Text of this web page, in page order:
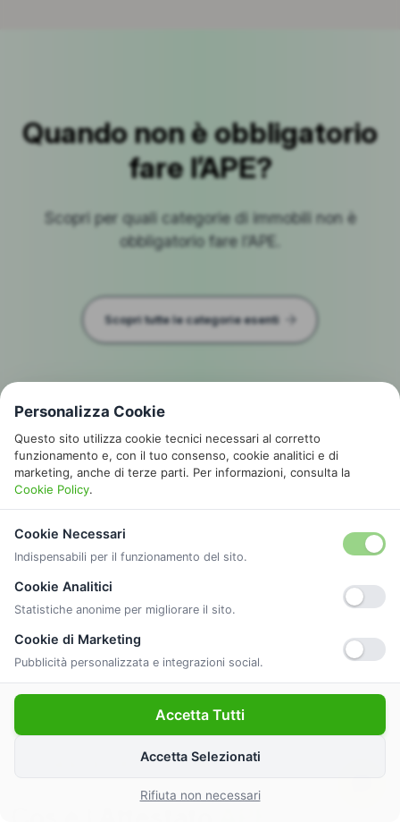
Quando non è obbligatorio
fare l’APE?
Scopri per quali categorie di immobili non è
obbligatorio fare l’APE.
Scopri tutte le categorie esenti
GUIDA ALLA CERTIFICAZIONE
Personalizza Cookie
Questo sito utilizza cookie tecnici necessari al corretto
funzionamento e, con il tuo consenso, cookie analitici e di
marketing, anche di terze parti. Per informazioni, consulta la
Cookie Policy.
Cookie Necessari
Indispensabili per il funzionamento del sito.
Cookie Analitici
Statistiche anonime per migliorare il sito.
Cookie di Marketing
Pubblicità personalizzata e integrazioni social.
Accetta Tutti
Accetta Selezionati
Rifiuta non necessari